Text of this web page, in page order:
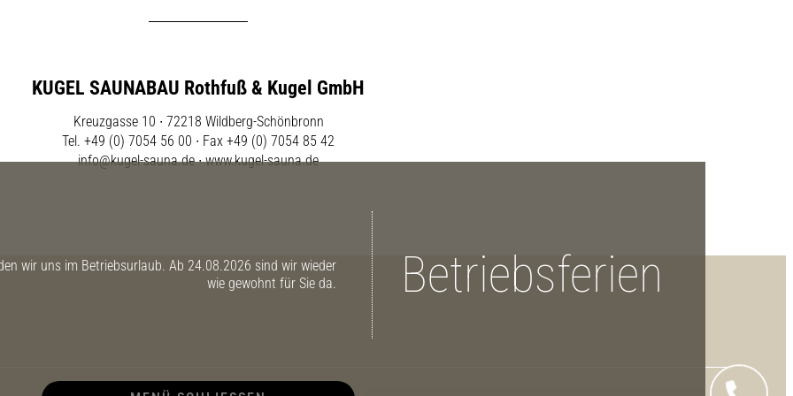
KUGEL SAUNABAU Rothfuß & Kugel GmbH
Kreuzgasse 10 ∙ 72218 Wildberg-Schönbronn
Tel. +49 (0) 7054 56 00 ∙ Fax +49 (0) 7054 85 42
info@kugel-sauna.de∙www.kugel-sauna.de
wir uns im Betriebsurlaub. Ab 24.08.2026 sind wir wieder
wie gewohnt für Sie da.
Betriebsferien